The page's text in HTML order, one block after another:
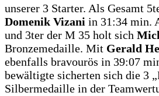
unserer 3 Starter. Als Gesamt
Domenik Vizani in 31:34 min.
und 3ter der M 35 holt sich
Bronzemedaille. Mit Gerald
ebenfalls bravourös in 39:07
bewältigte sicherten sich die 3
Silbermedaille in der